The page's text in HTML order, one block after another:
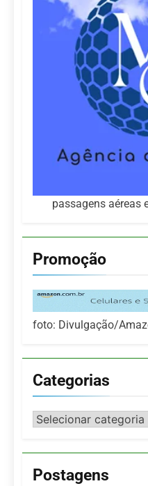
passagens aéreas
Promoção
foto: Divulgação/
Categorias
Categorias
Postagens